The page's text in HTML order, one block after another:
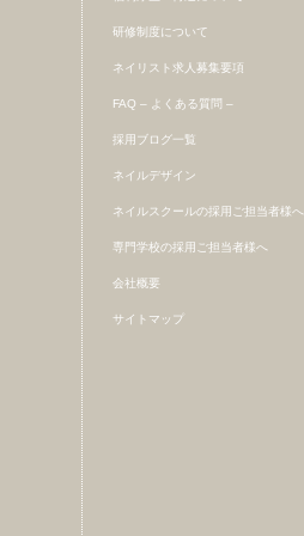
研修制度について
ネイリスト求人募集要項
FAQ – よくある質問 –
採用ブログ一覧
ネイルデザイン
ネイルスクールの採用ご担当者様へ
専門学校の採用ご担当者様へ
会社概要
サイトマップ